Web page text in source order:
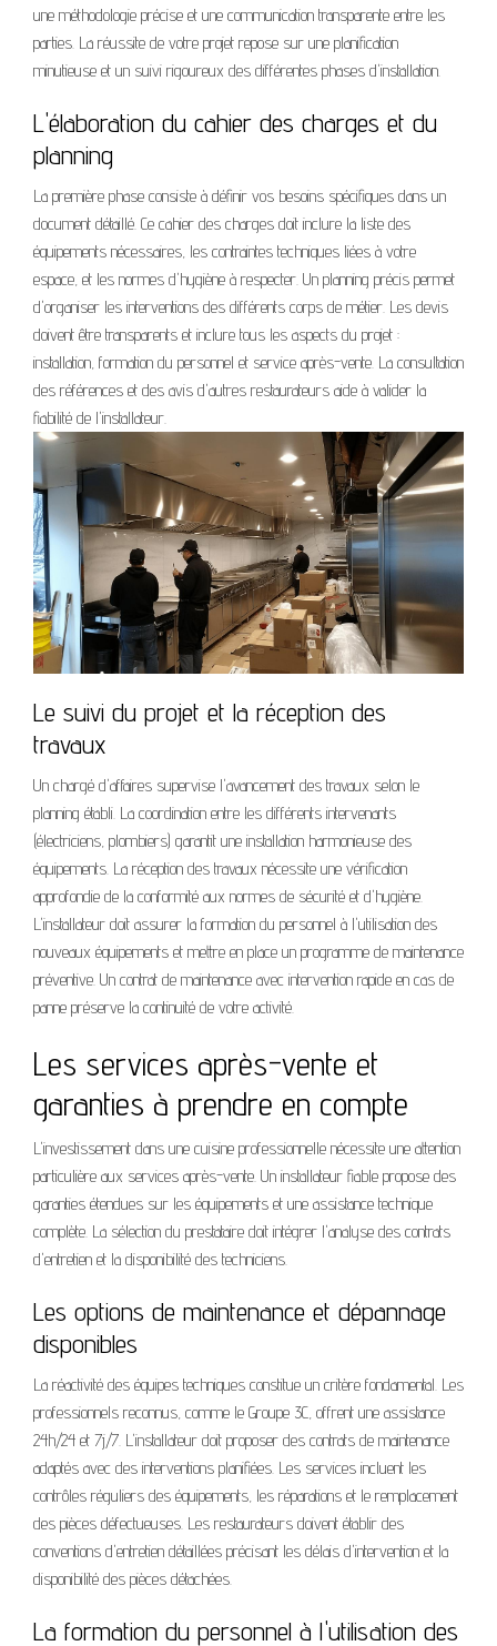
une méthodologie précise et une communication transparente entre les
parties. La réussite de votre projet repose sur une planification
minutieuse et un suivi rigoureux des différentes phases d'installation.
L'élaboration du cahier des charges et du
planning
La première phase consiste à définir vos besoins spécifiques dans un
document détaillé. Ce cahier des charges doit inclure la liste des
équipements nécessaires, les contraintes techniques liées à votre
espace, et les normes d'hygiène à respecter. Un planning précis permet
d'organiser les interventions des différents corps de métier. Les devis
doivent être transparents et inclure tous les aspects du projet :
installation, formation du personnel et service après-vente. La consultation
des références et des avis d'autres restaurateurs aide à valider la
fiabilité de l'installateur.
Le suivi du projet et la réception des
travaux
Un chargé d'affaires supervise l'avancement des travaux selon le
planning établi. La coordination entre les différents intervenants
(électriciens, plombiers) garantit une installation harmonieuse des
équipements. La réception des travaux nécessite une vérification
approfondie de la conformité aux normes de sécurité et d'hygiène.
L'installateur doit assurer la formation du personnel à l'utilisation des
nouveaux équipements et mettre en place un programme de maintenance
préventive. Un contrat de maintenance avec intervention rapide en cas de
panne préserve la continuité de votre activité.
Les services après-vente et
garanties à prendre en compte
L'investissement dans une cuisine professionnelle nécessite une attention
particulière aux services après-vente. Un installateur fiable propose des
garanties étendues sur les équipements et une assistance technique
complète. La sélection du prestataire doit intégrer l'analyse des contrats
d'entretien et la disponibilité des techniciens.
Les options de maintenance et dépannage
disponibles
La réactivité des équipes techniques constitue un critère fondamental. Les
professionnels reconnus, comme le Groupe 3C, offrent une assistance
24h/24 et 7j/7. L'installateur doit proposer des contrats de maintenance
adaptés avec des interventions planifiées. Les services incluent les
contrôles réguliers des équipements, les réparations et le remplacement
des pièces défectueuses. Les restaurateurs doivent établir des
conventions d'entretien détaillées précisant les délais d'intervention et la
disponibilité des pièces détachées.
La formation du personnel à l'utilisation des